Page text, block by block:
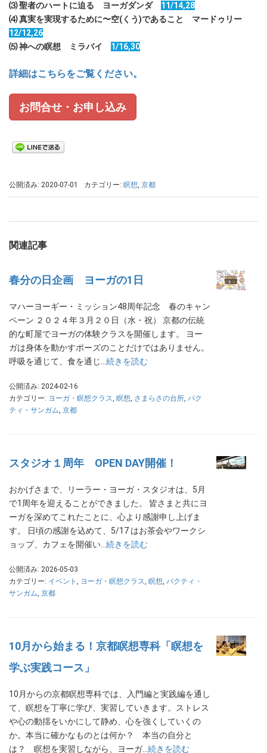
⑶ 聖者のハートに迫る ヨーガダンダ 11/14,28
⑷ 真実を実現するために〜空(くう)であること マードゥリー
12/12,26
⑸ 神への瞑想 ミラバイ 1/16,30
詳細はこちらをご覧ください。
お問合せ・お申し込み
公開済み: 2020-07-01 カテゴリー: 瞑想, 京都
関連記事
春分の日企画 ヨーガの1日
マハーヨーギー・ミッション48周年記念 春のキャン
ペーン ２０２４年３月２０日（水・祝） 京都の伝統
的な町屋でヨーガの体験クラスを開催します。 ヨー
ガは身体を動かすポーズのことだけではありません。
呼吸を通じて、食を通じ…続きを読む
公開済み: 2024-02-16
カテゴリー: ヨーガ・瞑想クラス, 瞑想, さまらさの台所, バク
ティ・サンガム, 京都
スタジオ１周年 OPEN DAY開催！
おかげさまで、リーラー・ヨーガ・スタジオは、5月
で1周年を迎えることができました。 皆さまと共にヨ
ーガを深めてこれたことに、心より感謝申し上げま
す。 日頃の感謝を込めて、5/17 はお茶会やワークシ
ョップ、カフェを開催い…続きを読む
公開済み: 2026-05-03
カテゴリー: イベント , ヨーガ・瞑想クラス, 瞑想, バクティ・
サンガム, 京都
10月から始まる！京都瞑想専科「瞑想を
学ぶ実践コース」
10月からの京都瞑想専科では、入門編と実践編を通し
て、瞑想を丁寧に学び、実習していきます。ストレス
や心の動揺をいかにして静め、心を強くしていくの
か。本当に確かなものとは何か？ 本当の自分と
は？ 瞑想を実習しながら、ヨーガ…続きを読む